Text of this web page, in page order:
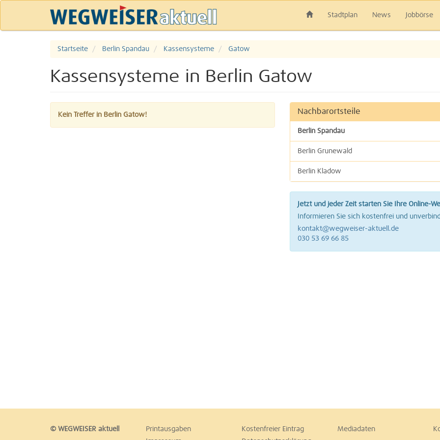
Stadtplan News Jobbörse
Startseite Berlin Spandau Kassensysteme Gatow
Kassensysteme in Berlin Gatow
Kein Treffer in Berlin Gatow! Nachbarortsteile
Berlin Spandau
Berlin Grunewald
Berlin Kladow
Berlin Nikolassee
Berlin Wilhelmstadt
Jetzt und jeder Zeit starten Sie Ihre Online-
Informieren Sie sich kostenfrei und
kontakt@wegweiser-aktuell.de
030 53 69 66 85
© WEGWEISER aktuell Printausgaben Kostenfreier Eintrag Mediadaten